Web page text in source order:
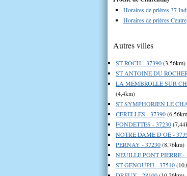
Horaires de prières 37
Horaires de prières Centre
Autres villes
ST ROCH - 37390(3,56km)
ST ANTOINE DU
LA MEMBROLLE SUR
(4,4km)
ST SYMPHORIEN LE
CERELLES - 37390
FONDETTES - 37230
NOTRE DAME D OE -
PERNAY - 37230(8,76km)
NEUILLE PONT PIERRE -
ST GENOUPH - 37510